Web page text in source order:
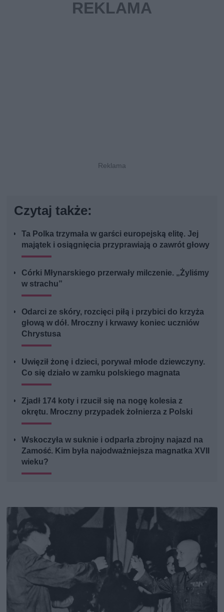
Czytaj także:
Ta Polka trzymała w garści europejską elitę. Jej
majątek i osiągnięcia przyprawiają o zawrót głowy
Córki Młynarskiego przerwały milczenie. „Żyliśmy
w strachu”
Odarci ze skóry, rozcięci piłą i przybici do krzyża
głową w dół. Mroczny i krwawy koniec uczniów
Chrystusa
Uwięził żonę i dzieci, porywał młode dziewczyny.
Co się działo w zamku polskiego magnata
Zjadł 174 koty i rzucił się na nogę kolesia z
okrętu. Mroczny przypadek żołnierza z Polski
Wskoczyła w suknie i odparła zbrojny najazd na
Zamość. Kim była najodważniejsza magnatka XVII
wieku?